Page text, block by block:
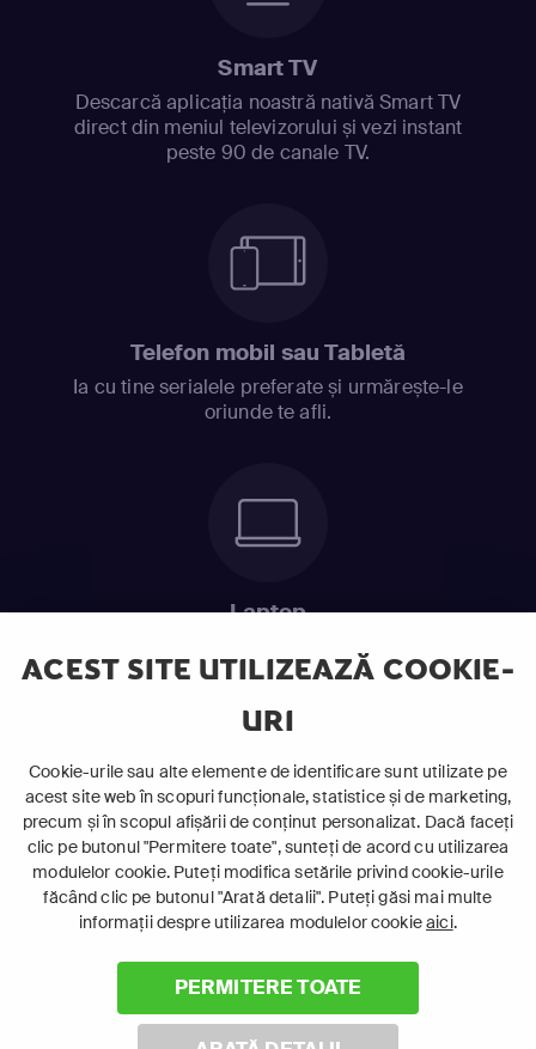
ACEST SITE UTILIZEAZĂ COOKIE-
URI
Cookie-urile sau alte elemente de identificare sunt utilizate pe
acest site web în scopuri funcționale, statistice și de marketing,
precum și în scopul afișării de conținut personalizat. Dacă faceți
clic pe butonul "Permitere toate", sunteți de acord cu utilizarea
modulelor cookie. Puteți modifica setările privind cookie-urile
făcând clic pe butonul "Arată detalii". Puteți găsi mai multe
informații despre utilizarea modulelor cookieaici.
PERMITERE TOATE
Smart TV
Descarcă aplicația noastră nativă Smart TV
direct din meniul televizorului și vezi instant
peste 90 de canale TV.
Telefon mobil sau Tabletă
Ia cu tine serialele preferate și urmărește-le
oriunde te afli.
Laptop
ABONEAZĂ-TE ACUM
Cerințe de sistem
2026 Canal+ Luxembourg S. à r.l. - Toate drepturile rezervate
Focus Sat este o marcă înregistrată aparținând Canal+